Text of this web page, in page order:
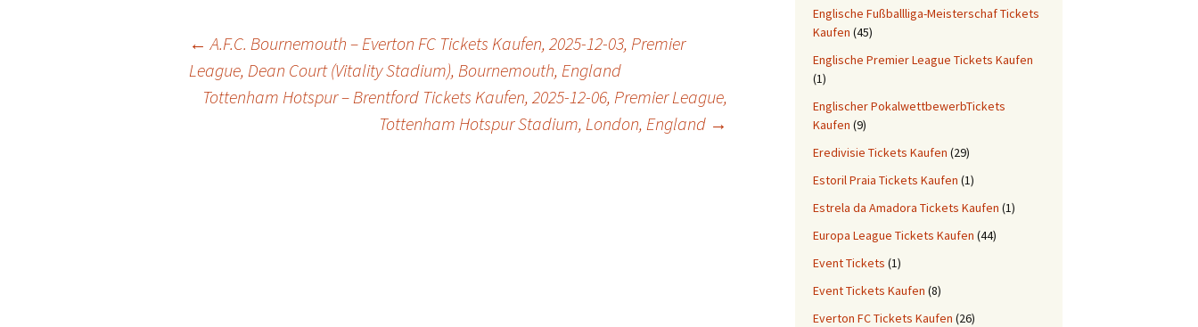
navigation
← A.F.C. Bournemouth – Everton FC Tickets Kaufen, 2025-12-03, Premier
League, Dean Court (Vitality Stadium), Bournemouth, England
Tottenham Hotspur – Brentford Tickets Kaufen, 2025-12-06, Premier League,
Tottenham Hotspur Stadium, London, England →
Englische Fußballliga-Meisterschaf Tickets
Kaufen (45)
Englische Premier League Tickets Kaufen
(1)
Englischer PokalwettbewerbTickets
Kaufen (9)
Eredivisie Tickets Kaufen (29)
Estoril Praia Tickets Kaufen (1)
Estrela da Amadora Tickets Kaufen (1)
Europa League Tickets Kaufen (44)
Event Tickets (1)
Event Tickets Kaufen (8)
Everton FC Tickets Kaufen (26)